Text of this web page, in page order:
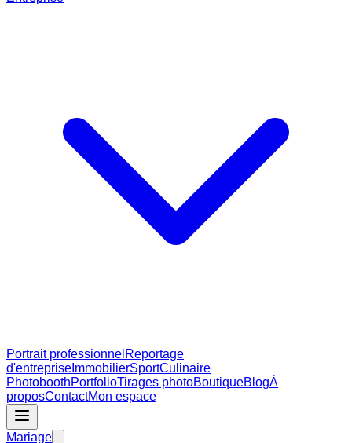
Portrait professionnel Reportage
d'entreprise ImmobilierSportCulinaire
PhotoboothPortfolioTirages photoBoutiqueBlogÀ
proposContactMon espace
Mariage